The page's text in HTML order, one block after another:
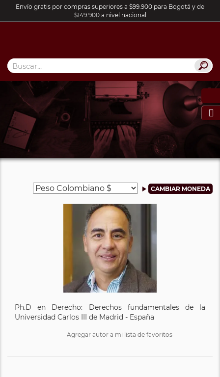
Envío gratis por compras superiores a $99.900 para Bogotá y de
$149.900 a nivel nacional

Ph.D en Derecho: Derechos fundamentales de la
Universidad Carlos III de Madrid - España
Agregar autor a mi lista de favoritos